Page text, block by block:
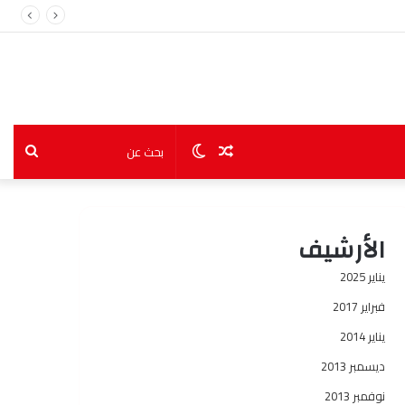
بحث
الوضعمقال
الأرشيف
يناير 2025
فبراير 2017
يناير 2014
ديسمبر 2013
نوفمبر 2013